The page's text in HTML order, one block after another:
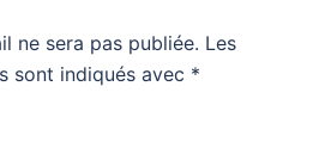
ne sera pas publiée. Les
sont indiqués avec *